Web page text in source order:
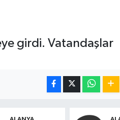
girdi. Vatandaşlar